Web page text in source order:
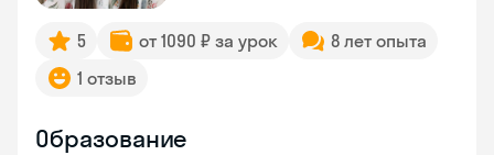
5 от 1090 ₽ за урок
8 лет опыта
1 отзыв
Образование